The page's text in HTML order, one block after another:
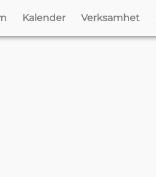
Kalender Verksamhet